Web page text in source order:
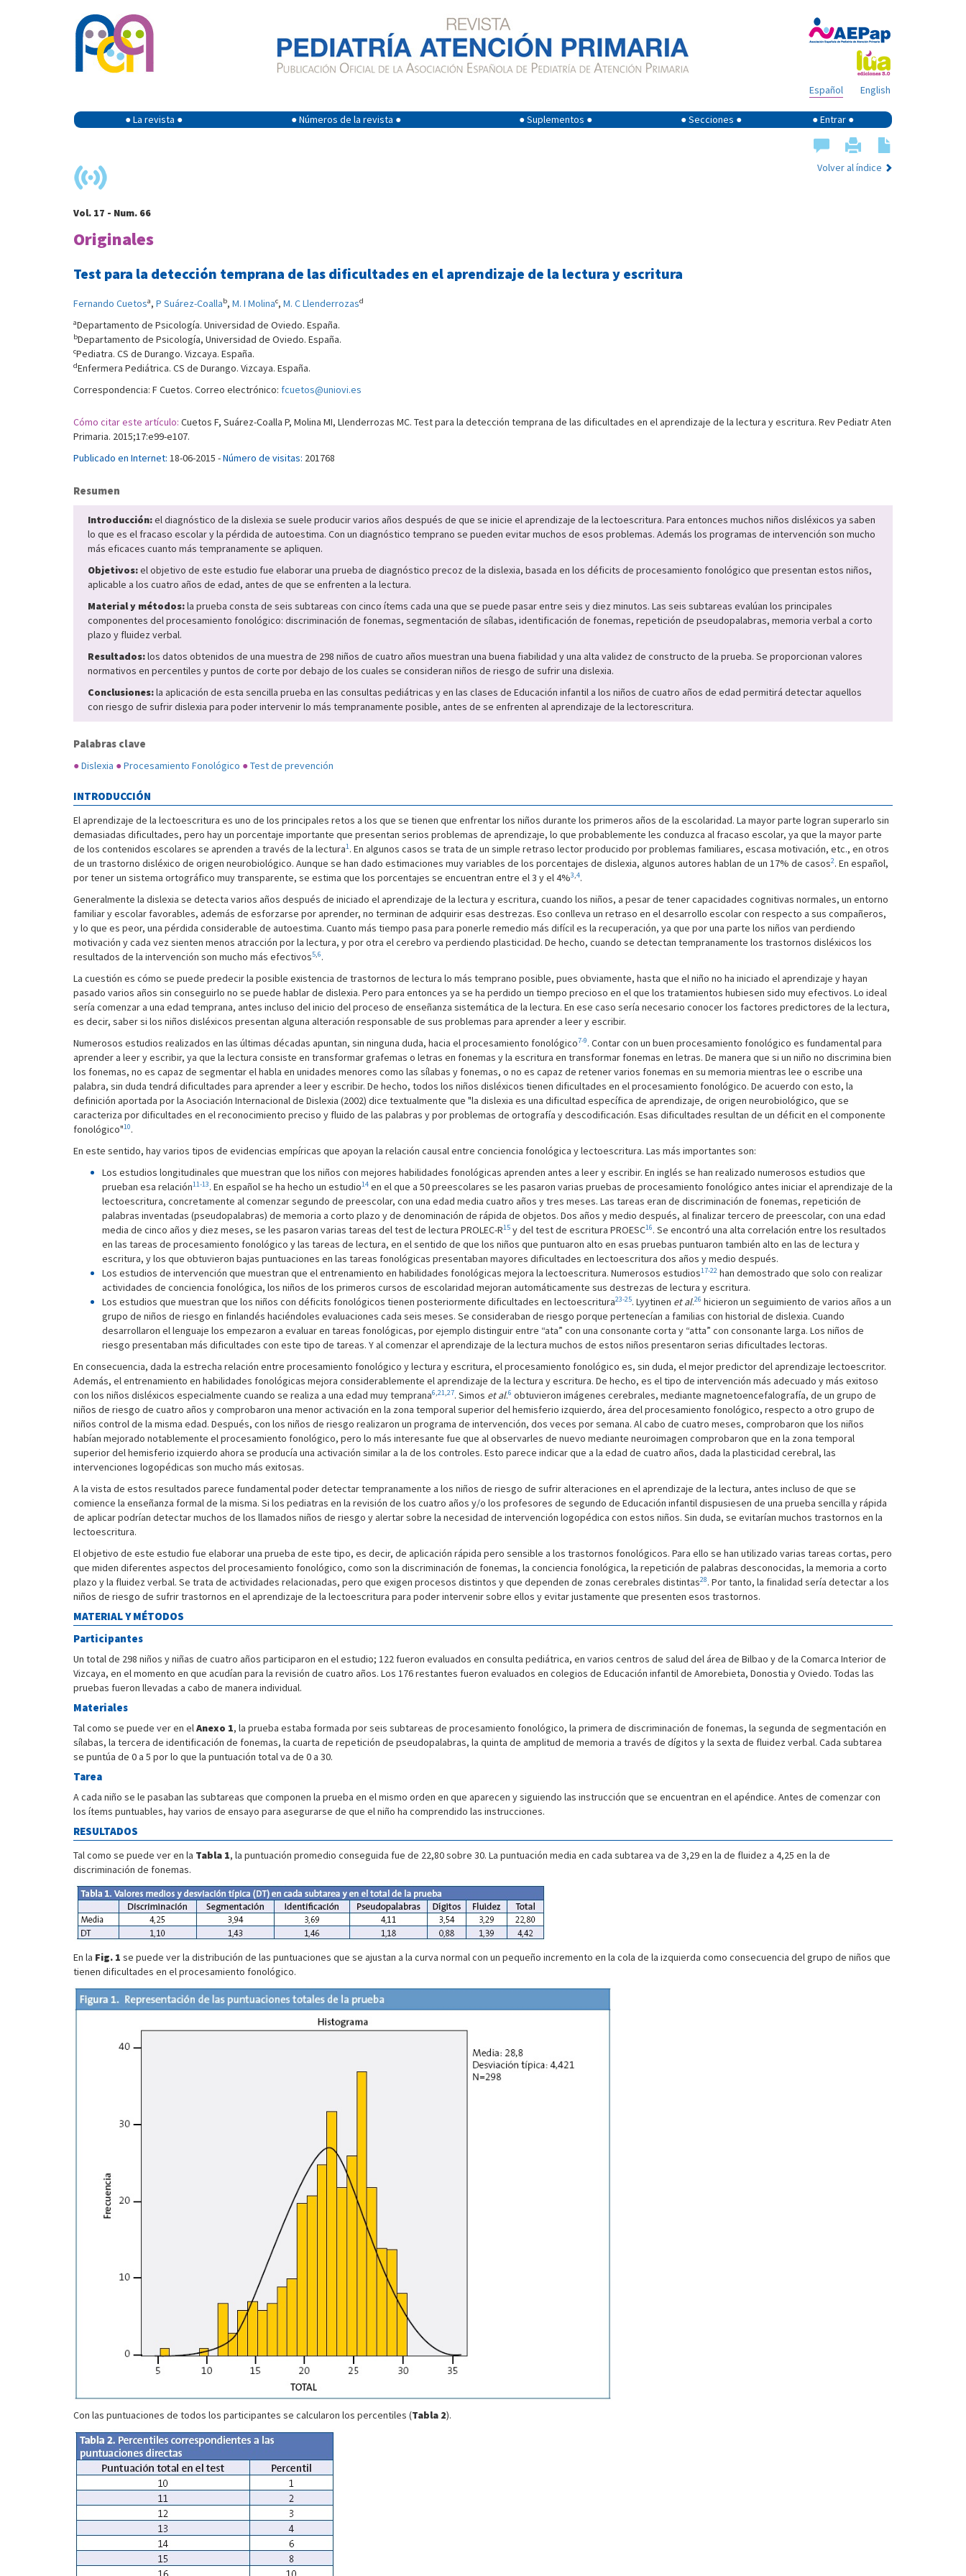
English
Español
● La revista ● ● Números de la revista ● ● Suplementos ● ● Secciones ● ● Entrar ●
Volver al índice
Vol. 17 - Num. 66
Originales
Test para la detección temprana de las dificultades en el aprendizaje de la lectura y escritura
Fernando Cuetosa, P Suárez-Coallab, M. I Molinac, M. C Llenderrozasd
aDepartamento de Psicología. Universidad de Oviedo. España.
bDepartamento de Psicología, Universidad de Oviedo. España.
cPediatra. CS de Durango. Vizcaya. España.
dEnfermera Pediátrica. CS de Durango. Vizcaya. España.
Correspondencia: F Cuetos. Correo electrónico: fcuetos@uniovi.es
Cómo citar este artículo: Cuetos F, Suárez-Coalla P, Molina MI, Llenderrozas MC. Test para la detección temprana de las dificultades en el aprendizaje de la lectura y escritura. Rev Pediatr Aten
Primaria. 2015;17:e99-e107.
Publicado en Internet: 18-06-2015 -Número de visitas: 201768
Resumen
Introducción:el diagnóstico de la dislexia se suele producir varios años después de que se inicie el aprendizaje de la lectoescritura. Para entonces muchos niños disléxicos ya saben
lo que es el fracaso escolar y la pérdida de autoestima. Con un diagnóstico temprano se pueden evitar muchos de esos problemas. Además los programas de intervención son mucho
más eficaces cuanto más tempranamente se apliquen.
Objetivos:el objetivo de este estudio fue elaborar una prueba de diagnóstico precoz de la dislexia, basada en los déficits de procesamiento fonológico que presentan estos niños,
aplicable a los cuatro años de edad, antes de que se enfrenten a la lectura.
Material y métodos:la prueba consta de seis subtareas con cinco ítems cada una que se puede pasar entre seis y diez minutos. Las seis subtareas evalúan los principales
componentes del procesamiento fonológico: discriminación de fonemas, segmentación de sílabas, identificación de fonemas, repetición de pseudopalabras, memoria verbal a corto
plazo y fluidez verbal.
Resultados:los datos obtenidos de una muestra de 298 niños de cuatro años muestran una buena fiabilidad y una alta validez de constructo de la prueba. Se proporcionan valores
normativos en percentiles y puntos de corte por debajo de los cuales se consideran niños de riesgo de sufrir una dislexia.
Conclusiones:la aplicación de esta sencilla prueba en las consultas pediátricas y en las clases de Educación infantil a los niños de cuatro años de edad permitirá detectar aquellos
con riesgo de sufrir dislexia para poder intervenir lo más tempranamente posible, antes de se enfrenten al aprendizaje de la lectorescritura.
Palabras clave
●Dislexia ●Procesamiento Fonológico ●Test de prevención
INTRODUCCIÓN
El aprendizaje de la lectoescritura es uno de los principales retos a los que se tienen que enfrentar los niños durante los primeros años de la escolaridad. La mayor parte logran superarlo sin
demasiadas dificultades, pero hay un porcentaje importante que presentan serios problemas de aprendizaje, lo que probablemente les conduzca al fracaso escolar, ya que la mayor parte
de los contenidos escolares se aprenden a través de la lectura1. En algunos casos se trata de un simple retraso lector producido por problemas familiares, escasa motivación, etc., en otros
de un trastorno disléxico de origen neurobiológico. Aunque se han dado estimaciones muy variables de los porcentajes de dislexia, algunos autores hablan de un 17% de casos2. En español,
por tener un sistema ortográfico muy transparente, se estima que los porcentajes se encuentran entre el 3 y el 4%3,4.
Generalmente la dislexia se detecta varios años después de iniciado el aprendizaje de la lectura y escritura, cuando los niños, a pesar de tener capacidades cognitivas normales, un entorno
familiar y escolar favorables, además de esforzarse por aprender, no terminan de adquirir esas destrezas. Eso conlleva un retraso en el desarrollo escolar con respecto a sus compañeros,
y lo que es peor, una pérdida considerable de autoestima. Cuanto más tiempo pasa para ponerle remedio más difícil es la recuperación, ya que por una parte los niños van perdiendo
motivación y cada vez sienten menos atracción por la lectura, y por otra el cerebro va perdiendo plasticidad. De hecho, cuando se detectan tempranamente los trastornos disléxicos los
resultados de la intervención son mucho más efectivos5,6.
La cuestión es cómo se puede predecir la posible existencia de trastornos de lectura lo más temprano posible, pues obviamente, hasta que el niño no ha iniciado el aprendizaje y hayan
pasado varios años sin conseguirlo no se puede hablar de dislexia. Pero para entonces ya se ha perdido un tiempo precioso en el que los tratamientos hubiesen sido muy efectivos. Lo ideal
sería comenzar a una edad temprana, antes incluso del inicio del proceso de enseñanza sistemática de la lectura. En ese caso sería necesario conocer los factores predictores de la lectura,
es decir, saber si los niños disléxicos presentan alguna alteración responsable de sus problemas para aprender a leer y escribir.
Numerosos estudios realizados en las últimas décadas apuntan, sin ninguna duda, hacia el procesamiento fonológico7-9. Contar con un buen procesamiento fonológico es fundamental para
aprender a leer y escribir, ya que la lectura consiste en transformar grafemas o letras en fonemas y la escritura en transformar fonemas en letras. De manera que si un niño no discrimina bien
los fonemas, no es capaz de segmentar el habla en unidades menores como las sílabas y fonemas, o no es capaz de retener varios fonemas en su memoria mientras lee o escribe una
palabra, sin duda tendrá dificultades para aprender a leer y escribir. De hecho, todos los niños disléxicos tienen dificultades en el procesamiento fonológico. De acuerdo con esto, la
definición aportada por la Asociación Internacional de Dislexia (2002) dice textualmente que "la dislexia es una dificultad específica de aprendizaje, de origen neurobiológico, que se
caracteriza por dificultades en el reconocimiento preciso y fluido de las palabras y por problemas de ortografía y descodificación. Esas dificultades resultan de un déficit en el componente
fonológico"10.
En este sentido, hay varios tipos de evidencias empíricas que apoyan la relación causal entre conciencia fonológica y lectoescritura. Las más importantes son:
Los estudios longitudinales que muestran que los niños con mejores habilidades fonológicas aprenden antes a leer y escribir. En inglés se han realizado numerosos estudios que
prueban esa relación11-13. En español se ha hecho un estudio14 en el que a 50 preescolares se les pasaron varias pruebas de procesamiento fonológico antes iniciar el aprendizaje de la
lectoescritura, concretamente al comenzar segundo de preescolar, con una edad media cuatro años y tres meses. Las tareas eran de discriminación de fonemas, repetición de
palabras inventadas (pseudopalabras) de memoria a corto plazo y de denominación de rápida de objetos. Dos años y medio después, al finalizar tercero de preescolar, con una edad
media de cinco años y diez meses, se les pasaron varias tareas del test de lectura PROLEC-R15 y del test de escritura PROESC16. Se encontró una alta correlación entre los resultados
en las tareas de procesamiento fonológico y las tareas de lectura, en el sentido de que los niños que puntuaron alto en esas pruebas puntuaron también alto en las de lectura y
escritura, y los que obtuvieron bajas puntuaciones en las tareas fonológicas presentaban mayores dificultades en lectoescritura dos años y medio después.
Los estudios de intervención que muestran que el entrenamiento en habilidades fonológicas mejora la lectoescritura. Numerosos estudios17-22 han demostrado que solo con realizar
actividades de conciencia fonológica, los niños de los primeros cursos de escolaridad mejoran automáticamente sus destrezas de lectura y escritura.
Los estudios que muestran que los niños con déficits fonológicos tienen posteriormente dificultades en lectoescritura23-25. Lyytinen et al.26 hicieron un seguimiento de varios años a un
grupo de niños de riesgo en finlandés haciéndoles evaluaciones cada seis meses. Se consideraban de riesgo porque pertenecían a familias con historial de dislexia. Cuando
desarrollaron el lenguaje los empezaron a evaluar en tareas fonológicas, por ejemplo distinguir entre “ata” con una consonante corta y “atta” con consonante larga. Los niños de
riesgo presentaban más dificultades con este tipo de tareas. Y al comenzar el aprendizaje de la lectura muchos de estos niños presentaron serias dificultades lectoras.
En consecuencia, dada la estrecha relación entre procesamiento fonológico y lectura y escritura, el procesamiento fonológico es, sin duda, el mejor predictor del aprendizaje lectoescritor.
Además, el entrenamiento en habilidades fonológicas mejora considerablemente el aprendizaje de la lectura y escritura. De hecho, es el tipo de intervención más adecuado y más exitoso
con los niños disléxicos especialmente cuando se realiza a una edad muy temprana6,21,27. Simos et al.6 obtuvieron imágenes cerebrales, mediante magnetoencefalografía, de un grupo de
niños de riesgo de cuatro años y comprobaron una menor activación en la zona temporal superior del hemisferio izquierdo, área del procesamiento fonológico, respecto a otro grupo de
niños control de la misma edad. Después, con los niños de riesgo realizaron un programa de intervención, dos veces por semana. Al cabo de cuatro meses, comprobaron que los niños
habían mejorado notablemente el procesamiento fonológico, pero lo más interesante fue que al observarles de nuevo mediante neuroimagen comprobaron que en la zona temporal
superior del hemisferio izquierdo ahora se producía una activación similar a la de los controles. Esto parece indicar que a la edad de cuatro años, dada la plasticidad cerebral, las
intervenciones logopédicas son mucho más exitosas.
A la vista de estos resultados parece fundamental poder detectar tempranamente a los niños de riesgo de sufrir alteraciones en el aprendizaje de la lectura, antes incluso de que se
comience la enseñanza formal de la misma. Si los pediatras en la revisión de los cuatro años y/o los profesores de segundo de Educación infantil dispusiesen de una prueba sencilla y rápida
de aplicar podrían detectar muchos de los llamados niños de riesgo y alertar sobre la necesidad de intervención logopédica con estos niños. Sin duda, se evitarían muchos trastornos en la
lectoescritura.
El objetivo de este estudio fue elaborar una prueba de este tipo, es decir, de aplicación rápida pero sensible a los trastornos fonológicos. Para ello se han utilizado varias tareas cortas, pero
que miden diferentes aspectos del procesamiento fonológico, como son la discriminación de fonemas, la conciencia fonológica, la repetición de palabras desconocidas, la memoria a corto
plazo y la fluidez verbal. Se trata de actividades relacionadas, pero que exigen procesos distintos y que dependen de zonas cerebrales distintas28. Por tanto, la finalidad sería detectar a los
niños de riesgo de sufrir trastornos en el aprendizaje de la lectoescritura para poder intervenir sobre ellos y evitar justamente que presenten esos trastornos.
MATERIAL Y MÉTODOS
Participantes
Un total de 298 niños y niñas de cuatro años participaron en el estudio; 122 fueron evaluados en consulta pediátrica, en varios centros de salud del área de Bilbao y de la Comarca Interior de
Vizcaya, en el momento en que acudían para la revisión de cuatro años. Los 176 restantes fueron evaluados en colegios de Educación infantil de Amorebieta, Donostia y Oviedo. Todas las
pruebas fueron llevadas a cabo de manera individual.
Materiales
Tal como se puede ver en elAnexo 1, la prueba estaba formada por seis subtareas de procesamiento fonológico, la primera de discriminación de fonemas, la segunda de segmentación en
sílabas, la tercera de identificación de fonemas, la cuarta de repetición de pseudopalabras, la quinta de amplitud de memoria a través de dígitos y la sexta de fluidez verbal. Cada subtarea
se puntúa de 0 a 5 por lo que la puntuación total va de 0 a 30.
Tarea
A cada niño se le pasaban las subtareas que componen la prueba en el mismo orden en que aparecen y siguiendo las instrucción que se encuentran en el apéndice. Antes de comenzar con
los ítems puntuables, hay varios de ensayo para asegurarse de que el niño ha comprendido las instrucciones.
RESULTADOS
Tal como se puede ver en la Tabla 1, la puntuación promedio conseguida fue de 22,80 sobre 30. La puntuación media en cada subtarea va de 3,29 en la de fluidez a 4,25 en la de
discriminación de fonemas.
En la Fig. 1 se puede ver la distribución de las puntuaciones que se ajustan a la curva normal con un pequeño incremento en la cola de la izquierda como consecuencia del grupo de niños que
tienen dificultades en el procesamiento fonológico.
Con las puntuaciones de todos los participantes se calcularon los percentiles (Tabla 2).